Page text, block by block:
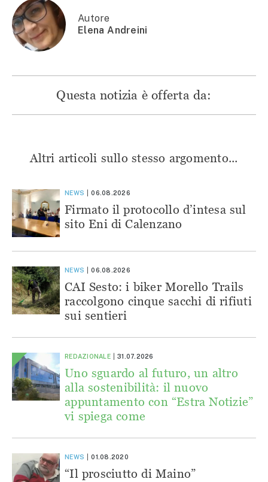
Autore
Elena Andreini
Questa notizia è offerta da:
Altri articoli sullo stesso argomento...
NEWS 06.08.2026
Firmato il protocollo d’intesa sul
sito Eni di Calenzano
NEWS 06.08.2026
CAI Sesto: i biker Morello Trails
raccolgono cinque sacchi di rifiuti
sui sentieri
REDAZIONALE 31.07.2026
Uno sguardo al futuro, un altro
alla sostenibilità: il nuovo
appuntamento con “Estra Notizie”
vi spiega come
NEWS 01.08.2020
“Il prosciutto di Maino”